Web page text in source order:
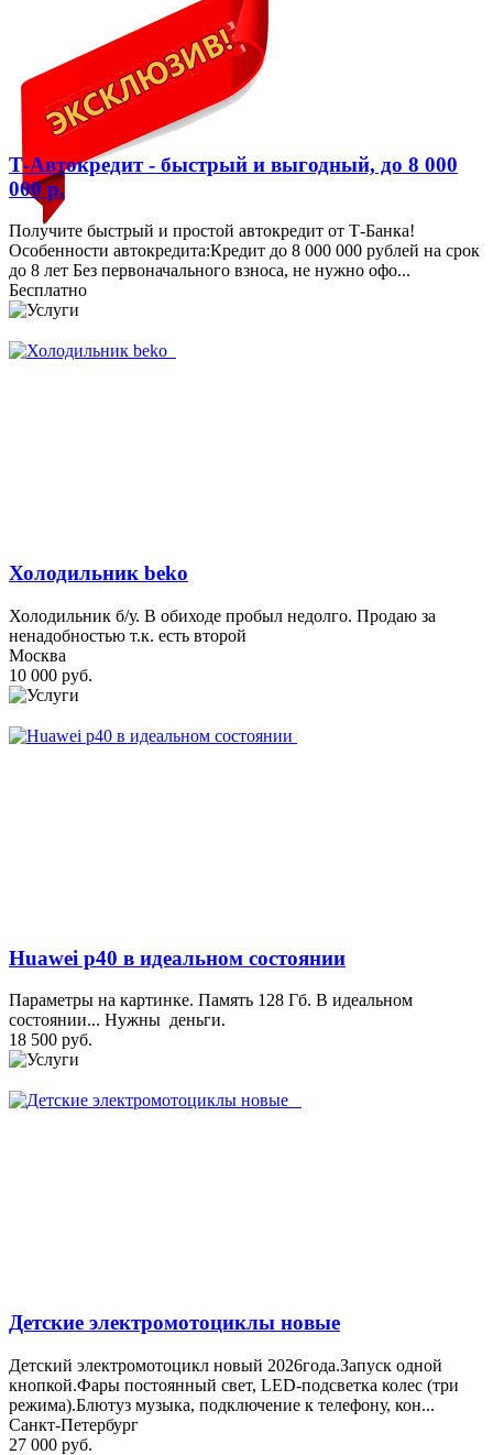
Т-Автокредит - быстрый и выгодный, до 8 000
000 р.
Получите быстрый и простой автокредит от Т-Банка!
Особенности автокредита:Кредит до 8 000 000 рублей на срок
до 8 лет Без первоначального взноса, не нужно офо...
Бесплатно
Холодильник beko
Холодильник б/у. В обиходе пробыл недолго. Продаю за
ненадобностью т.к. есть второй
Москва
10 000 руб.
Huawei p40 в идеальном состоянии
Параметры на картинке. Память 128 Гб. В идеальном
состоянии... Нужны деньги.
18 500 руб.
Детские электромотоциклы новые
Детский электромотоцикл новый 2026года.Запуск одной
кнопкой.Фары постоянный свет, LED-подсветка колес (три
режима).Блютуз музыка, подключение к телефону, кон...
Санкт-Петербург
27 000 руб.